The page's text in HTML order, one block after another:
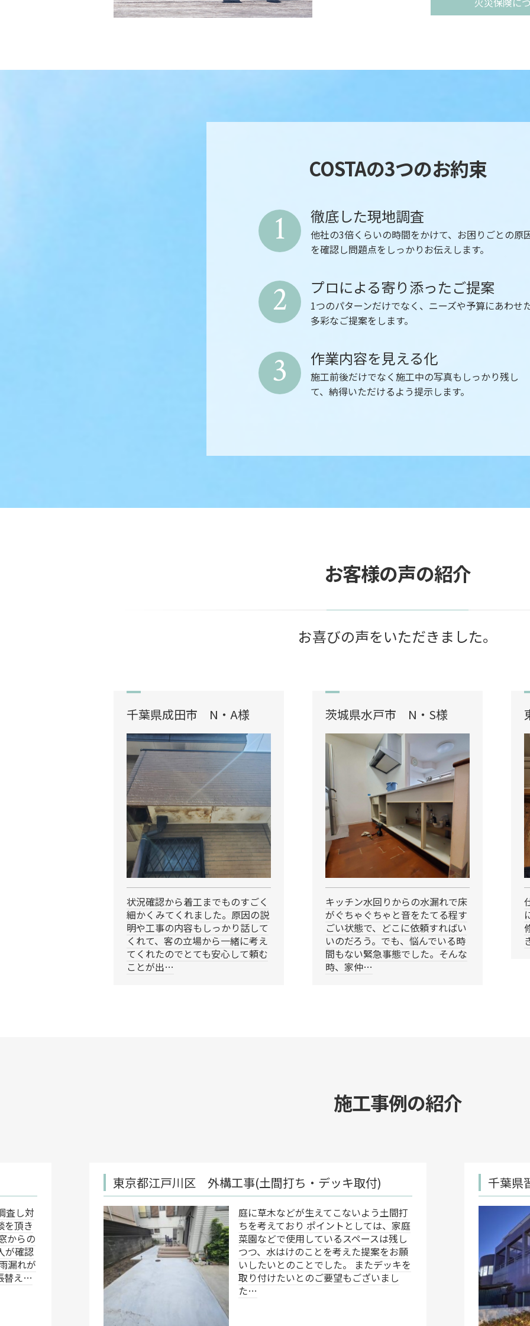
誠実な対応と確かな技術で、お客様の
COSTAの3つのお約束
徹底した現地調査
他社の3倍くらいの時間をかけて、お困りごとの原
を確認し問題点をしっかりお伝えします。
1
プロによる寄り添ったご提案
1つのパターンだけでなく、ニーズや予算にあわせ
多彩なご提案をします。
2
作業内容を見える化
施工前後だけでなく施工中の写真もしっかり残し
て、納得いただけるよう提示します。
3
お客様の声の紹介
お喜びの声をいただきました。
千葉県成田市 N・A様
状況確認から着工までものすごく
細かくみてくれました。原因の説
明や工事の内容もしっかり話して
くれて、客の立場から一緒に考え
てくれたのでとても安心して頼む
ことが出…
茨城県水戸市 N・S様
キッチン水回りからの水漏れで床
がぐちゃぐちゃと音をたてる程す
ごい状態で、どこに依頼すればい
いのだろう。でも、悩んでいる時
間もない緊急事態でした。そんな
時、家仲…
施工事例の紹介
東京都江戸川区 外構工事(土間打ち・デッキ取付)
庭に草木などが生えてこないよう土間打
ちを考えており ポイントとしては、家庭
菜園などで使用しているスペースは残し
つつ、水はけのことを考えた提案をお願
いしたいとのことでした。 またデッキを
取り付けたいとのご要望もございまし
千葉県習志野市 ビル雨漏
室
特
い